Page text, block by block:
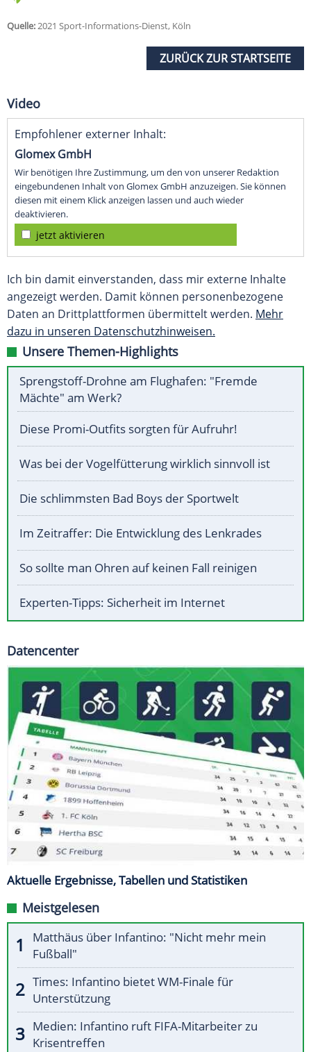
Quelle:2021 Sport-Informations-Dienst, Köln
ZURÜCK ZUR STARTSEITE
Video
Empfohlener externer Inhalt:
Glomex GmbH
Wir benötigen Ihre Zustimmung, um den von unserer Redaktion
eingebundenen Inhalt von Glomex GmbH anzuzeigen. Sie können
diesen mit einem Klick anzeigen lassen und auch wieder
deaktivieren.
jetzt aktivieren
Ich bin damit einverstanden, dass mir externe Inhalte
angezeigt werden. Damit können personenbezogene
Daten an Drittplattformen übermittelt werden. Mehr
dazu in unseren Datenschutzhinweisen.
Unsere Themen-Highlights
Sprengstoff-Drohne am Flughafen: "Fremde
Mächte" am Werk?
Diese Promi-Outfits sorgten für Aufruhr!
Was bei der Vogelfütterung wirklich sinnvoll ist
Die schlimmsten Bad Boys der Sportwelt
Im Zeitraffer: Die Entwicklung des Lenkrades
So sollte man Ohren auf keinen Fall reinigen
Experten-Tipps: Sicherheit im Internet
Datencenter
Aktuelle Ergebnisse, Tabellen und Statistiken
Meistgelesen
Matthäus über Infantino: "Nicht mehr mein
Fußball"
Times: Infantino bietet WM-Finale für
Unterstützung
Medien: Infantino ruft FIFA-Mitarbeiter zu
Krisentreffen